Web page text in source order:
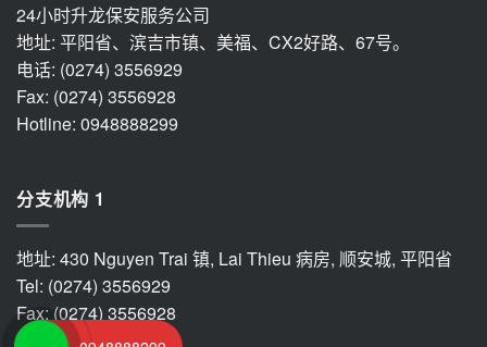
24小时升龙保安服务公司
地址: 平阳省、滨吉市镇、美福、CX2好路、67号。
电话: (0274) 3556929
Fax: (0274) 3556928
Hotline: 0948888299
分支机构 1
地址: 430 Nguyen Trai 镇, Lai Thieu 病房, 顺安城, 平阳省
Tel: (0274) 3556929
Fax: (0274) 3556928
电话: 0948888299